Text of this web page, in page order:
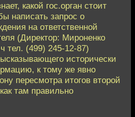
какой гос.орган стоит
написать запрос о
на ответственной
(Директор: Мироненко
тел. (499) 245-12-87)
исторически
к тому же явно
пересмотра итогов второй
там правильно